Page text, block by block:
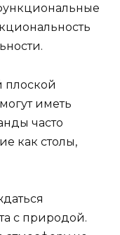
плоской
иметь
часто
как столы,
с природой.